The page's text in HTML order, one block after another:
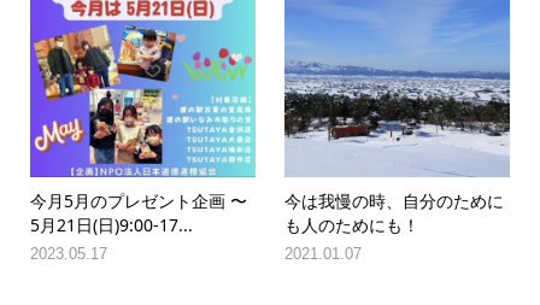
今月5月のプレゼント企画 〜
5月21日(日)9:00-17...
2023.05.17
今は我慢の時、自分のために
も人のためにも！
2021.01.07